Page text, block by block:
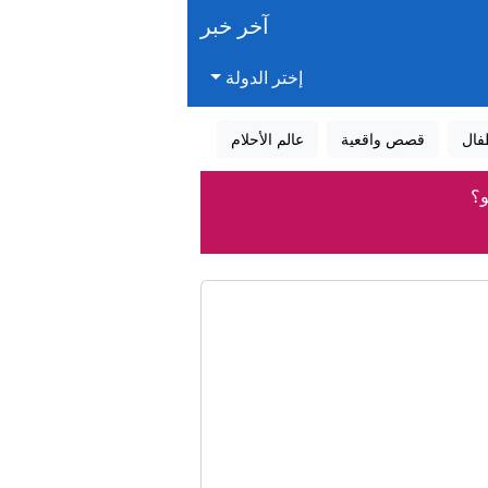
آخر خبر
إختر الدولة
قصص واقعية عالم الأحلام